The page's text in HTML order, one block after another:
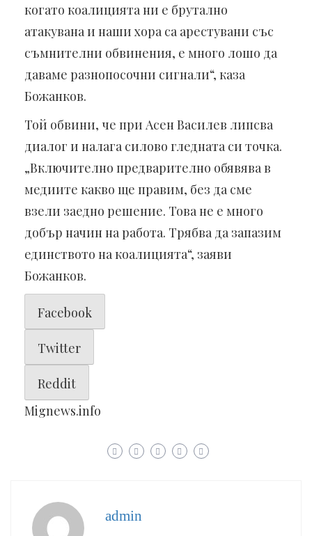
когато коалицията ни е брутално
атакувана и наши хора са арестувани със
съмнителни обвинения, е много лошо да
даваме разнопосочни сигнали“, каза
Божанков.
Той обвини, че при Асен Василев липсва
диалог и налага силово гледната си точка.
„Включително предварително обявява в
медиите какво ще правим, без да сме
взели заедно решение. Това не е много
добър начин на работа. Трябва да запазим
единството на коалицията“, заяви
Божанков.
Facebook
Twitter
Reddit
Mignews.info
admin